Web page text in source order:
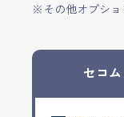
※その他オプショ
セコ